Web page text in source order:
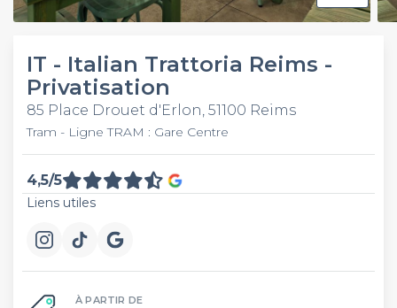
IT - Italian Trattoria Reims -
Privatisation
85 Place Drouet d'Erlon, 51100 Reims
Tram - Ligne TRAM : Gare Centre
4,5/5
Liens utiles
À PARTIR DE